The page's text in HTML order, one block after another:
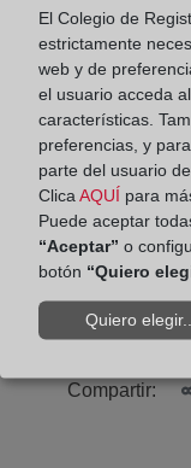
digital y,
presentación
del fichero ZIP
cuentas en
telemática
y posterior
fichero
todo caso, a
Registradores.
Compartir:
El Colegio de
estrictamente
web y de
el usuario acceda
características.
preferencias, y
parte del usuario
Clica AQUÍ para
Puede aceptar
“Aceptar” o
botón “Quiero
Quiero elegir...